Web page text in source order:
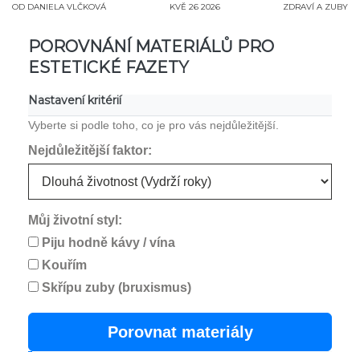
OD DANIELA VLČKOVÁ KVĚ 26 2026 ZDRAVÍ A ZUBY
POROVNÁNÍ MATERIÁLŮ PRO
ESTETICKÉ FAZETY
Nastavení kritérií
Vyberte si podle toho, co je pro vás nejdůležitější.
Nejdůležitější faktor:
Můj životní styl:
Piju hodně kávy / vína
Kouřím
Skřípu zuby (bruxismus)
Porovnat materiály